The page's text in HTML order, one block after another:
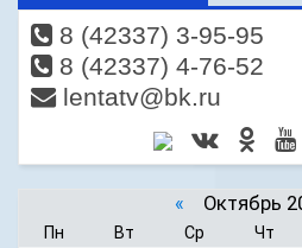
8 (42337) 3-95-95
8 (42337) 4-76-52
lentatv@bk.ru
« Октябрь
Пн Вт Ср Чт